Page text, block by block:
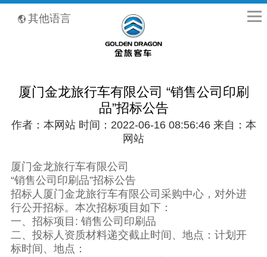
其他语言
厦门金龙旅行车有限公司 “销售公司印刷
品”招标公告
作者：本网站 时间：2022-06-16 08:56:46 来自：本
网站
厦门金龙旅行车有限公司
“销售公司印刷品”招标公告
招标人厦门金龙旅行车有限公司采购中心，对外进
行公开招标。本次招标项目如下：
一、招标项目: 销售公司印刷品
二、投标人资质材料递交截止时间、地点：计划开
标时间、地点：